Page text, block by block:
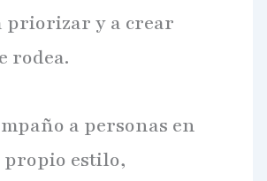
priorizar y a crear
rodea.
a personas en
propio estilo,